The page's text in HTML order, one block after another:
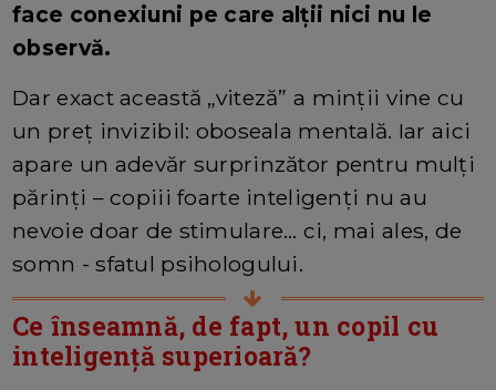
face conexiuni pe care alții nici nu le
observă.
Dar exact această „viteză” a minții vine cu
un preț invizibil: oboseala mentală. Iar aici
apare un adevăr surprinzător pentru mulți
părinți – copiii foarte inteligenți nu au
nevoie doar de stimulare… ci, mai ales, de
somn - sfatul psihologului.
Ce înseamnă, de fapt, un copil cu
inteligență superioară?